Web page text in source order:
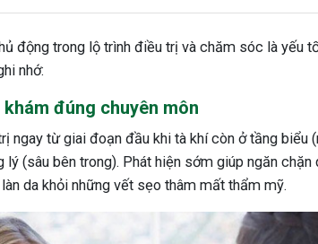
động trong lộ trình điều trị và chăm sóc là yếu
nhớ:
đúng chuyên môn
ngay từ giai đoạn đầu khi tà khí còn ở tầng biểu
(sâu bên trong). Phát hiện sớm giúp ngăn chặn
da khỏi những vết sẹo thâm mất thẩm mỹ.